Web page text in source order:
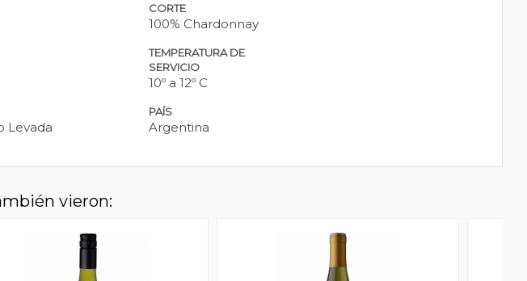
CORTE
100% Chardonnay
TEMPERATURA DE
SERVICIO
10º a 12º C
Levada
PAÍS
Argentina
vieron: